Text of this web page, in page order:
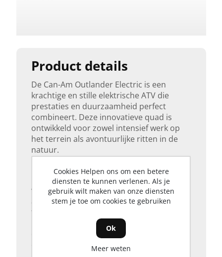
Product details
De Can-Am Outlander Electric is een
krachtige en stille elektrische ATV die
prestaties en duurzaamheid perfect
combineert. Deze innovatieve quad is
ontwikkeld voor zowel intensief werk op
het terrein als avontuurlijke ritten in de
natuur.
Dankzij de volledig elektrische aandrijving
levert de Outlander Electric direct koppel,
wat zorgt voor soepele en responsieve
acceleratie in elke situatie. Je rijdt
fluisterstil, zonder uitstoot, waardoor hij
ideaal is voor gebruik in natuurgebieden,
op landbouwgrond of rondom stal- en
4-Wielaandrijving
Transmissie
Automaat
Stuurbekrachtiging
Ja
Zitplaatsen
1-Persoons
Cookies Helpen ons om een betere
diensten te kunnen verlenen. Als je
gebruik wilt maken van onze diensten
stem je toe om cookies te gebruiken
Ok
Meer weten